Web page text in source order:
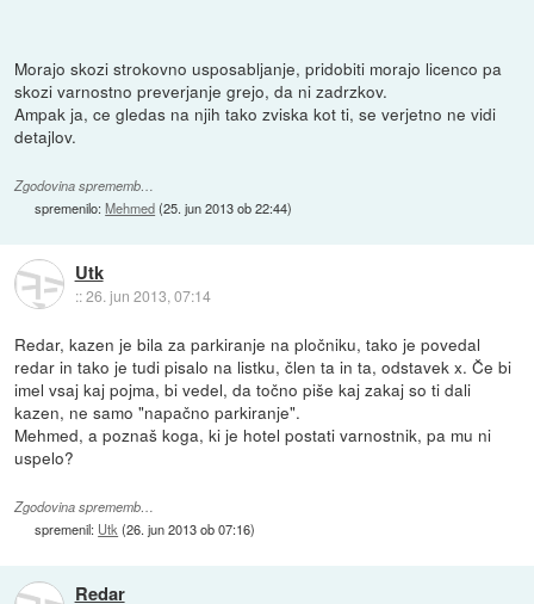
Morajo skozi strokovno usposabljanje, pridobiti morajo licenco pa
skozi varnostno preverjanje grejo, da ni zadrzkov.
Ampak ja, ce gledas na njih tako zviska kot ti, se verjetno ne vidi
detajlov.
Zgodovina sprememb…
spremenilo:Mehmed(25. jun 2013 ob 22:44)
Utk
::26. jun 2013, 07:14
Redar, kazen je bila za parkiranje na pločniku, tako je povedal
redar in tako je tudi pisalo na listku, člen ta in ta, odstavek x. Če bi
imel vsaj kaj pojma, bi vedel, da točno piše kaj zakaj so ti dali
kazen, ne samo "napačno parkiranje".
Mehmed, a poznaš koga, ki je hotel postati varnostnik, pa mu ni
uspelo?
Zgodovina sprememb…
spremenil: Utk (26. jun 2013 ob 07:16)
Redar